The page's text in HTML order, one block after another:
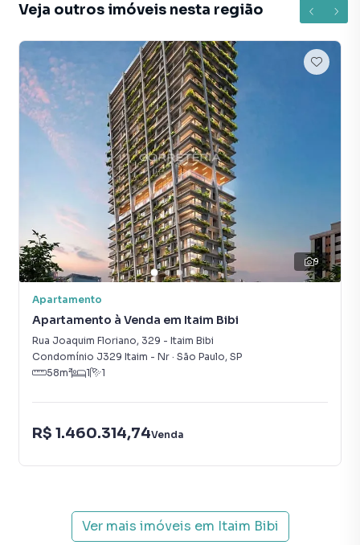
Veja outros imóveis nesta região
9
Apartamento
Apartamento à Venda em Itaim Bibi
Rua Joaquim Floriano, 329 - Itaim Bibi
Condomínio J329 Itaim - Nr · São Paulo, SP
58m² 1 1
R$ 1.460.314,74Venda
Ver mais imóveis em Itaim Bibi